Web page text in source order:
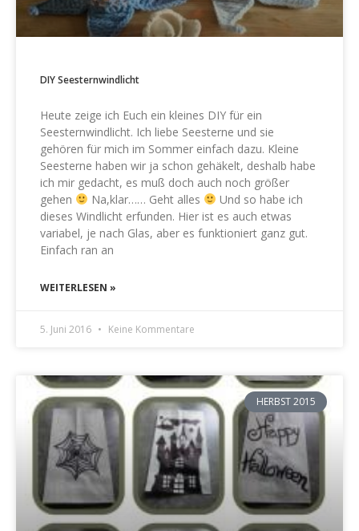
DIY Seesternwindlicht
Heute zeige ich Euch ein kleines DIY für ein
Seesternwindlicht. Ich liebe Seesterne und sie
gehören für mich im Sommer einfach dazu. Kleine
Seesterne haben wir ja schon gehäkelt, deshalb habe
ich mir gedacht, es muß doch auch noch größer
gehen
Na,klar…… Geht alles
Und so habe ich
dieses Windlicht erfunden. Hier ist es auch etwas
variabel, je nach Glas, aber es funktioniert ganz gut.
Einfach ran an
WEITERLESEN »
5. Juni 2016 Keine Kommentare
HERBST 2015